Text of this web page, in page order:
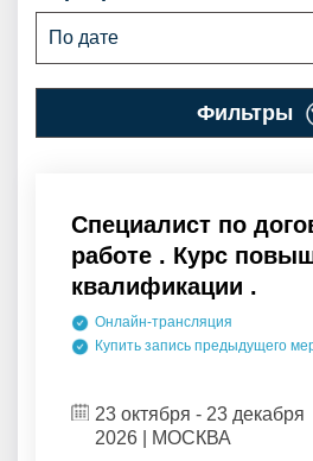
По дате
фильтры
Специалист по
работе . Курс
квалификации .
Онлайн-трансляция
Купить запись предыдущего
23 октября - 23 декабря
2026 | МОСКВА